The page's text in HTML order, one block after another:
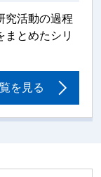
究活動の過程
まとめたシリ
を見る